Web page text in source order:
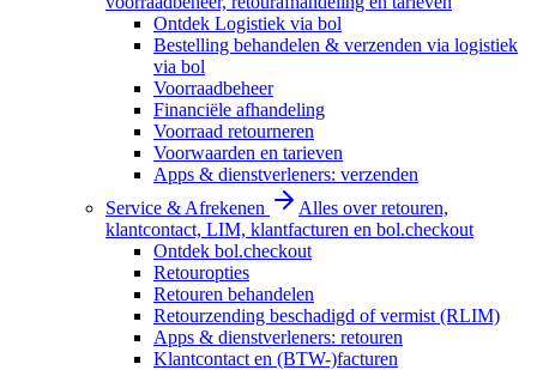
Ontdek Logistiek via bol
Bestelling behandelen & verzenden via logistiek
via bol
Voorraadbeheer
Financiële afhandeling
Voorraad retourneren
Voorwaarden en tarieven
Apps & dienstverleners: verzenden
Service & Afrekenen
Alles over retouren,
klantcontact, LIM, klantfacturen en bol.checkout
Ontdek bol.checkout
Retouropties
Retouren behandelen
Retourzending beschadigd of vermist (RLIM)
Apps & dienstverleners: retouren
Klantcontact en (BTW-)facturen